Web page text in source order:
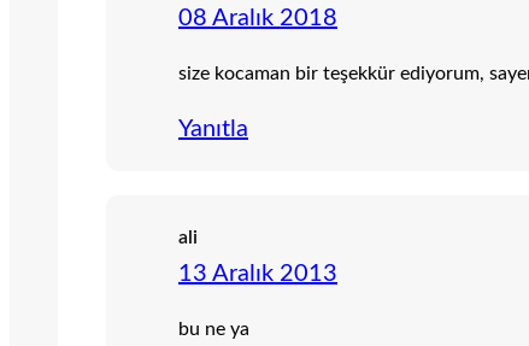
08 Aralık 2018
size kocaman bir teşekkür ediyorum,
Yanıtla
ali
13 Aralık 2013
bu ne ya